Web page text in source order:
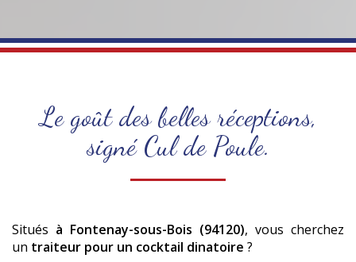
Le goût des belles réceptions,
signé Cul de Poule.
Situés à Fontenay-sous-Bois (94120), vous cherchez
un traiteur pour un cocktail dinatoire ?